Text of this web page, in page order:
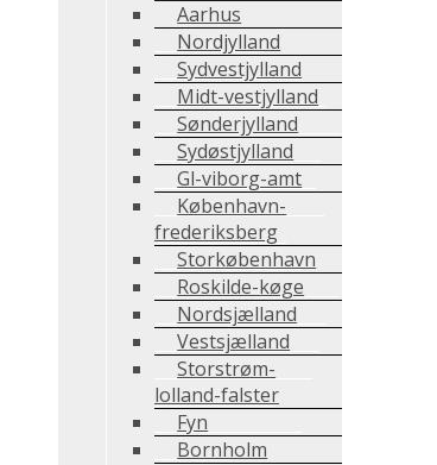
Aarhus
Nordjylland
Sydvestjylland
Midt-vestjylland
Sønderjylland
Sydøstjylland
Gl-viborg-amt
København-
frederiksberg
Storkøbenhavn
Roskilde-køge
Nordsjælland
Vestsjælland
Storstrøm-
lolland-falster
Fyn
Bornholm